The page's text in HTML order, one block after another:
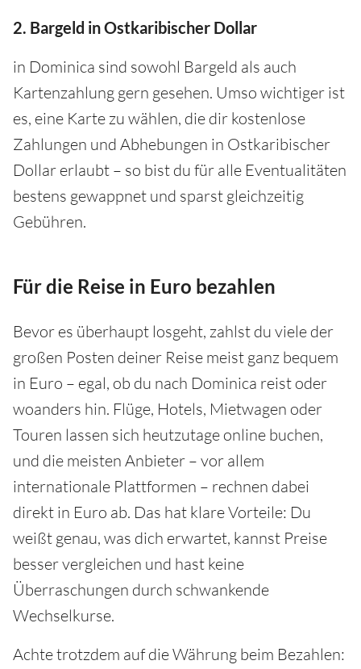
2. Bargeld in Ostkaribischer Dollar
in Dominica sind sowohl Bargeld als auch
Kartenzahlung gern gesehen. Umso wichtiger ist
es, eine Karte zu wählen, die dir kostenlose
Zahlungen und Abhebungen in Ostkaribischer
Dollar erlaubt – so bist du für alle Eventualitäten
bestens gewappnet und sparst gleichzeitig
Gebühren.
Für die Reise in Euro bezahlen
Bevor es überhaupt losgeht, zahlst du viele der
großen Posten deiner Reise meist ganz bequem
in Euro – egal, ob du nach Dominica reist oder
woanders hin. Flüge, Hotels, Mietwagen oder
Touren lassen sich heutzutage online buchen,
und die meisten Anbieter – vor allem
internationale Plattformen – rechnen dabei
direkt in Euro ab. Das hat klare Vorteile: Du
weißt genau, was dich erwartet, kannst Preise
besser vergleichen und hast keine
Überraschungen durch schwankende
Wechselkurse.
Achte trotzdem auf die Währung beim Bezahlen: